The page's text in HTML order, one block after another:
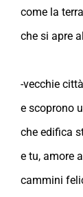
come la
che si apre
-vecchie
e scoprono
che edifica
e tu, amore
cammini